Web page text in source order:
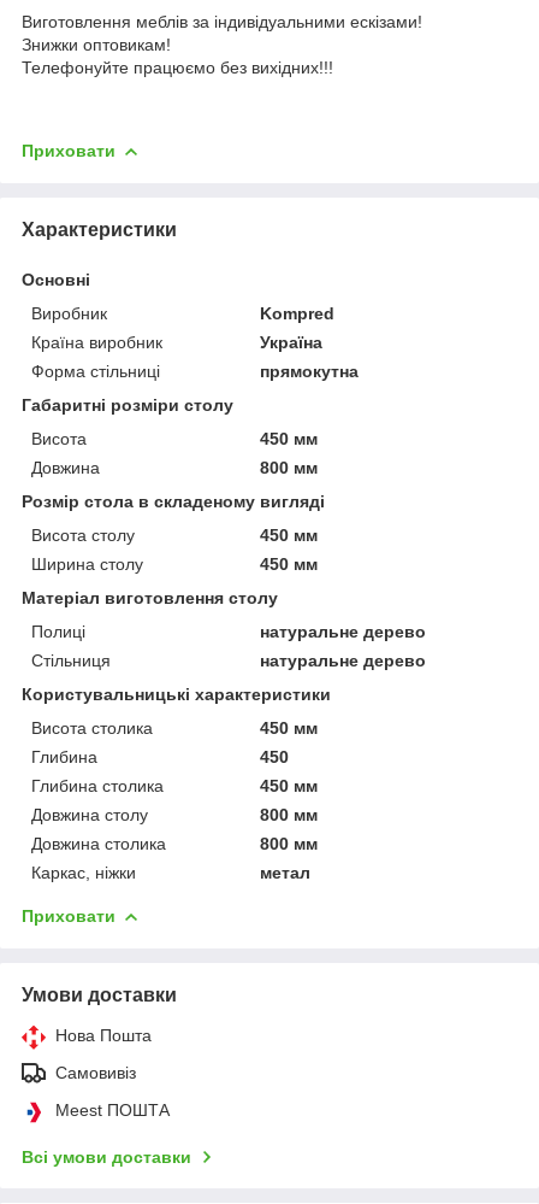
Виготовлення меблів за індивідуальними ескізами!
Знижки оптовикам!
Телефонуйте працюємо без вихідних!!!
Приховати
Характеристики
Основні
Виробник
Kompred
Країна виробник
Україна
Форма стільниці
прямокутна
Габаритні розміри столу
Висота
450 мм
Довжина
800 мм
Розмір стола в складеному вигляді
Висота столу
450 мм
Ширина столу
450 мм
Матеріал виготовлення столу
Полиці
натуральне дерево
Стільниця
натуральне дерево
Користувальницькі характеристики
Висота столика
450 мм
Глибина
450
Глибина столика
450 мм
Довжина столу
800 мм
Довжина столика
800 мм
Каркас, ніжки
метал
Приховати
Умови доставки
Нова Пошта
Самовивіз
Meest ПОШТА
Всі умови доставки